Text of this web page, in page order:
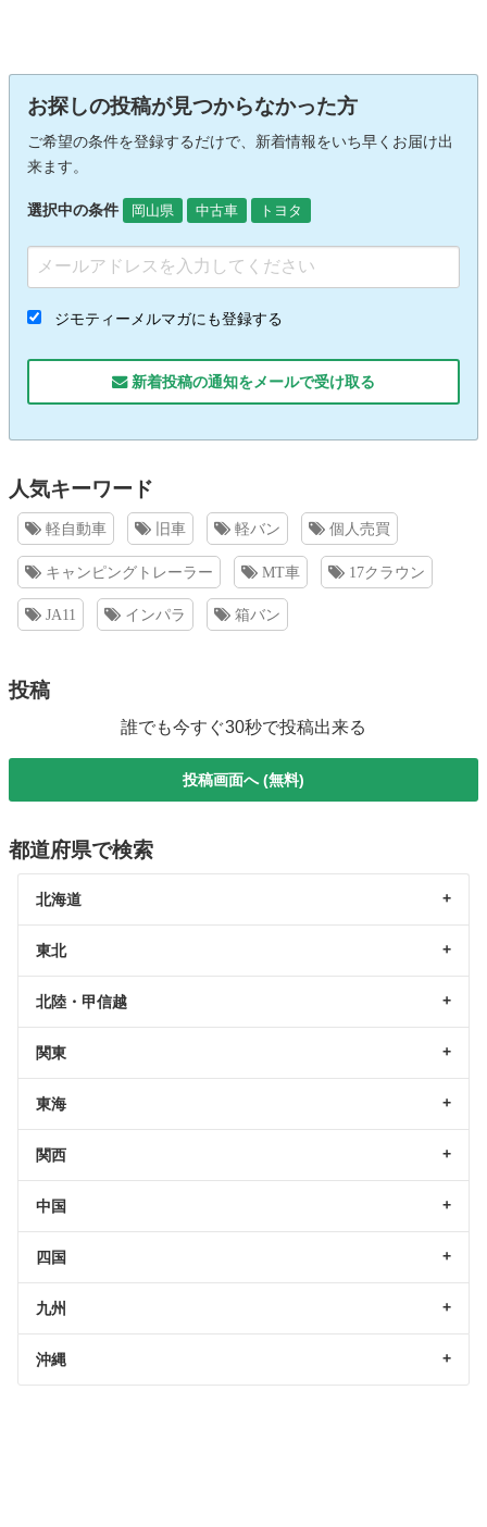
お探しの投稿が見つからなかった方
ご希望の条件を登録するだけで、新着情報をいち早くお届け出
来ます。
選択中の条件 岡山県 中古車 トヨタ
ジモティーメルマガにも登録する
新着投稿の通知をメールで受け取る
人気キーワード
軽自動車 旧車 軽バン 個人売買
キャンピングトレーラー MT車 17クラウン
JA11 インパラ 箱バン
投稿
誰でも今すぐ30秒で投稿出来る
投稿画面へ (無料)
都道府県で検索
北海道
東北
北陸・甲信越
関東
東海
関西
中国
四国
九州
沖縄